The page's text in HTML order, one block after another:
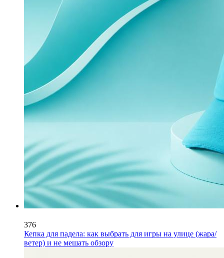
376
Кепка для падела: как выбрать для игры на улице (жара/
ветер) и не мешать обзору